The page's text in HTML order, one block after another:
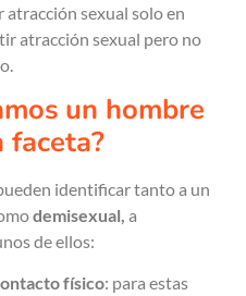
sexual solo en
atracción sexual pero no
un hombre
faceta?
identificar tanto a un
demisexual, a
de ellos:
físico: para estas